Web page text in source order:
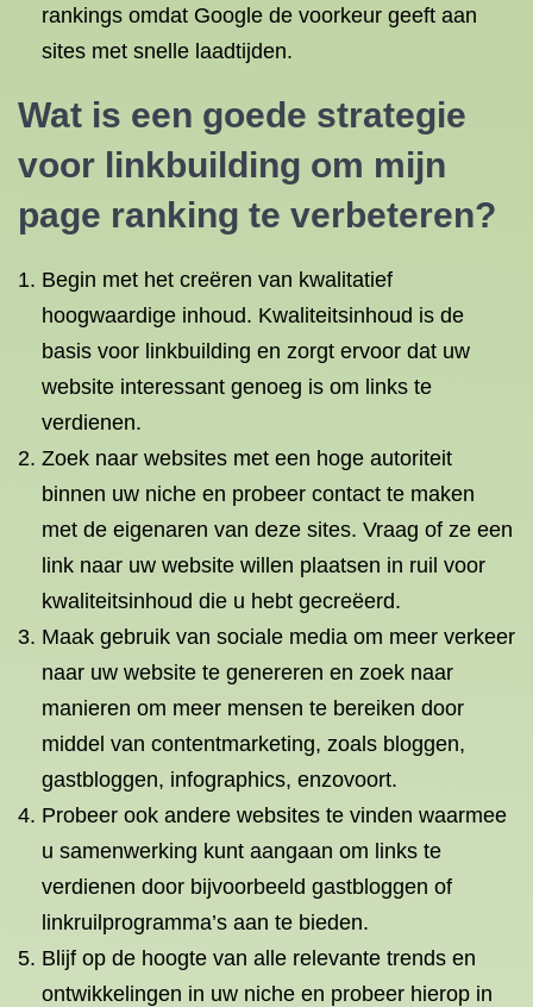
rankings omdat Google de voorkeur geeft aan
sites met snelle laadtijden.
Wat is een goede strategie
voor linkbuilding om mijn
page ranking te verbeteren?
Begin met het creëren van kwalitatief
hoogwaardige inhoud. Kwaliteitsinhoud is de
basis voor linkbuilding en zorgt ervoor dat uw
website interessant genoeg is om links te
verdienen.
Zoek naar websites met een hoge autoriteit
binnen uw niche en probeer contact te maken
met de eigenaren van deze sites. Vraag of ze een
link naar uw website willen plaatsen in ruil voor
kwaliteitsinhoud die u hebt gecreëerd.
Maak gebruik van sociale media om meer verkeer
naar uw website te genereren en zoek naar
manieren om meer mensen te bereiken door
middel van contentmarketing, zoals bloggen,
gastbloggen, infographics, enzovoort.
Probeer ook andere websites te vinden waarmee
u samenwerking kunt aangaan om links te
verdienen door bijvoorbeeld gastbloggen of
linkruilprogramma’s aan te bieden.
Blijf op de hoogte van alle relevante trends en
ontwikkelingen in uw niche en probeer hierop in